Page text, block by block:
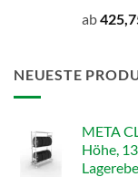
ab
NEUESTE
META
Höhe,